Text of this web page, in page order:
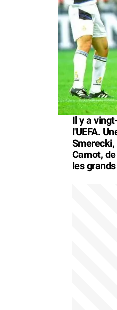
Il y a
l'UEFA.
Smerecki,
Carnot,
les